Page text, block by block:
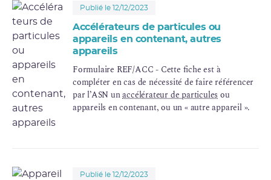
Publié le 12/12/2023
Accélérateurs de particules ou
appareils en contenant, autres
appareils
Formulaire REF/ACC - Cette fiche est à
compléter en cas de nécessité de faire référencer
par l’ASN unaccélérateur de particulesou
appareils en contenant, ou un « autre appareil ».
Publié le 12/12/2023